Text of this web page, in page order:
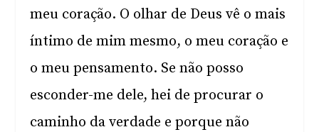
meu coração. O olhar de Deus vê o mais
íntimo de mim mesmo, o meu coração e
o meu pensamento. Se não posso
esconder-me dele, hei de procurar o
caminho da verdade e porque não